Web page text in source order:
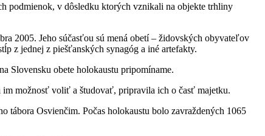
podmienok, v dôsledku ktorých vznikali na objekte trhliny
2005. Jeho súčasťou sú mená obetí – židovských obyvateľov
z jednej z piešťanských synagóg a iné artefakty.
Slovensku obete holokaustu pripomíname.
možnosť voliť a študovať, pripravila ich o časť majetku.
tábora Osvienčim. Počas holokaustu bolo zavraždených 1065